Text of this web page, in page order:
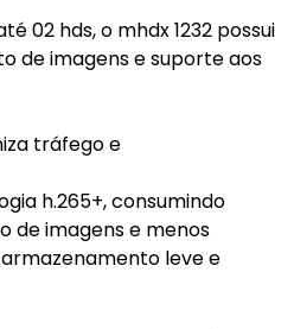
02 hds, o mhdx 1232 possui
de imagens e suporte aos
tráfego e
h.265+, consumindo
de imagens e menos
leve e